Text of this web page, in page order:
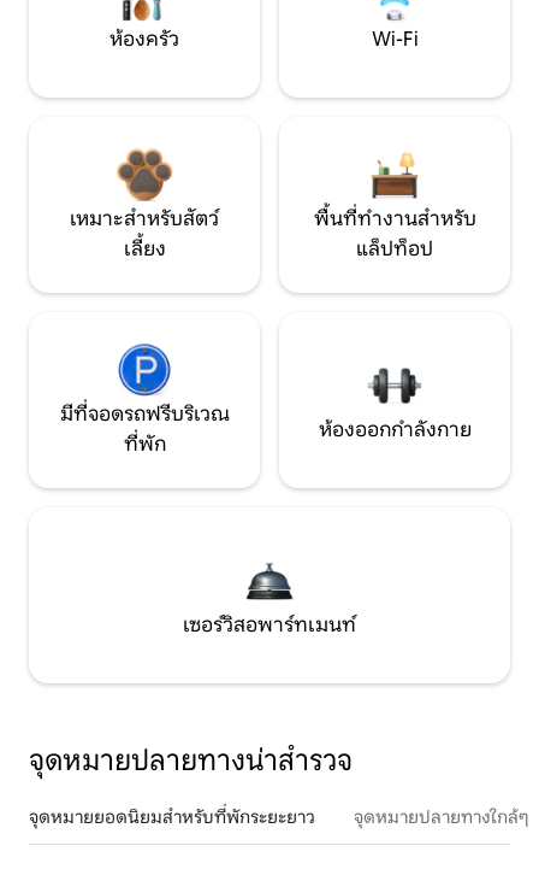
ห้องครัว Wi-Fi
เหมาะสำหรับสัตว์
เลี้ยง
พื้นที่ทำงานสำหรับ
แล็ปท็อป
มีที่จอดรถฟรีบริเวณ
ที่พัก
ห้องออกกำลังกาย
เซอร์วิสอพาร์ทเมนท์
จุดหมายปลายทางน่าสำรวจ
จุดหมายยอดนิยมสำหรับที่พักระยะยาว จุดหมายปลายทางใกล้ๆ